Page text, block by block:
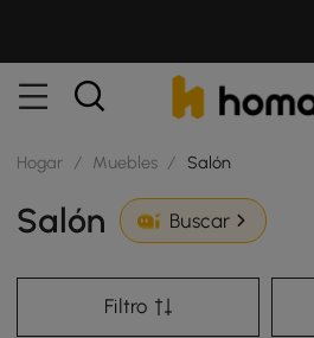
Hogar / Muebles / Salón
Salón Buscar
Filtro